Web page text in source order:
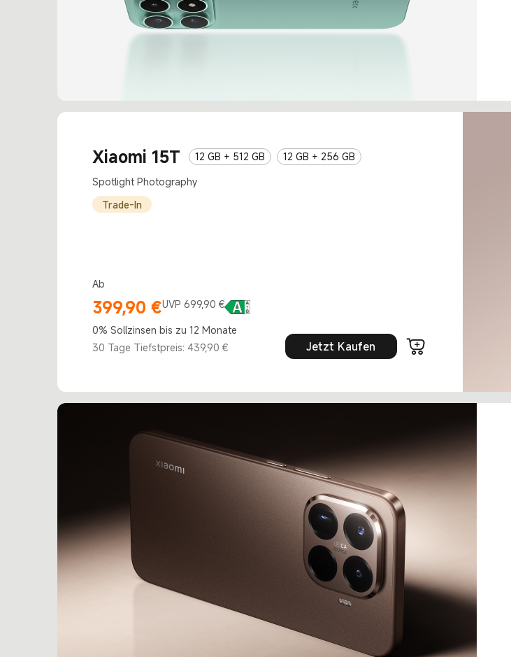
Xiaomi 15T 12 GB + 512 GB
12 GB + 256 GB
Spotlight Photography
Trade-In
Ab
399,90 €
Current Price €399.9UVP 699,90 €
Marketing price 699,90 €
0% Sollzinsen bis zu 12 Monate
30 Tage Tiefstpreis: 439,90 €
Jetzt Kaufen